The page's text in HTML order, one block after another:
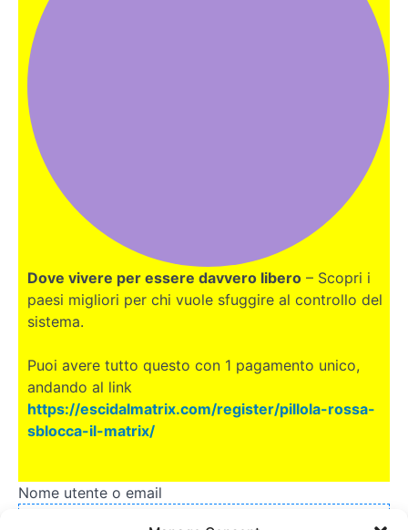
Dove vivere per essere davvero libero – Scopri i
paesi migliori per chi vuole sfuggire al controllo del
sistema.
Puoi avere tutto questo con 1 pagamento unico,
andando al link
https://escidalmatrix.com/register/pillola-rossa-
sblocca-il-matrix/
Nome utente o email